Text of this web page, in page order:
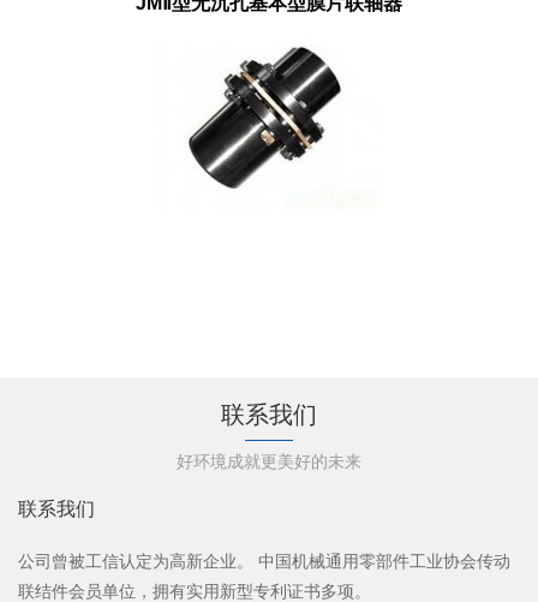
联系我们
好环境成就更美好的未来
联系我们
公司曾被工信认定为高新企业。 中国机械通用零部件工业协会传动
联结件会员单位，拥有实用新型专利证书多项。